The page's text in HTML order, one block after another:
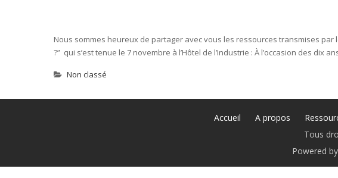
Nous sommes heureux de partager avec vous les ressources transmises
?” qui s’est tenue le 7 novembre à l’Hôtel de l’Industrie : À l’occasion des dix
Non classé
Accueil A propos
Tous
Powered